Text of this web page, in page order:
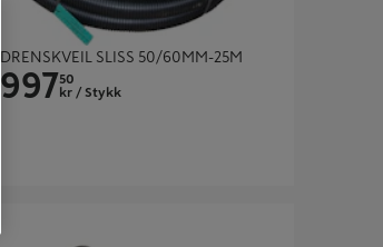
DRENSKVEIL SLISS 50/60MM-25M
99750
kr / Stykk